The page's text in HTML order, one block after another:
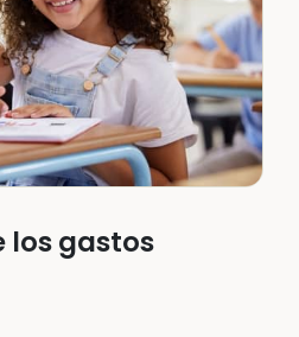
los gastos